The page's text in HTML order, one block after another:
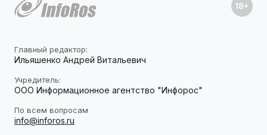
Главный редактор:
Ильяшенко Андрей Витальевич
Учредитель:
ООО Информационное агентство "Инфорос"
По всем вопросам
info@inforos.ru